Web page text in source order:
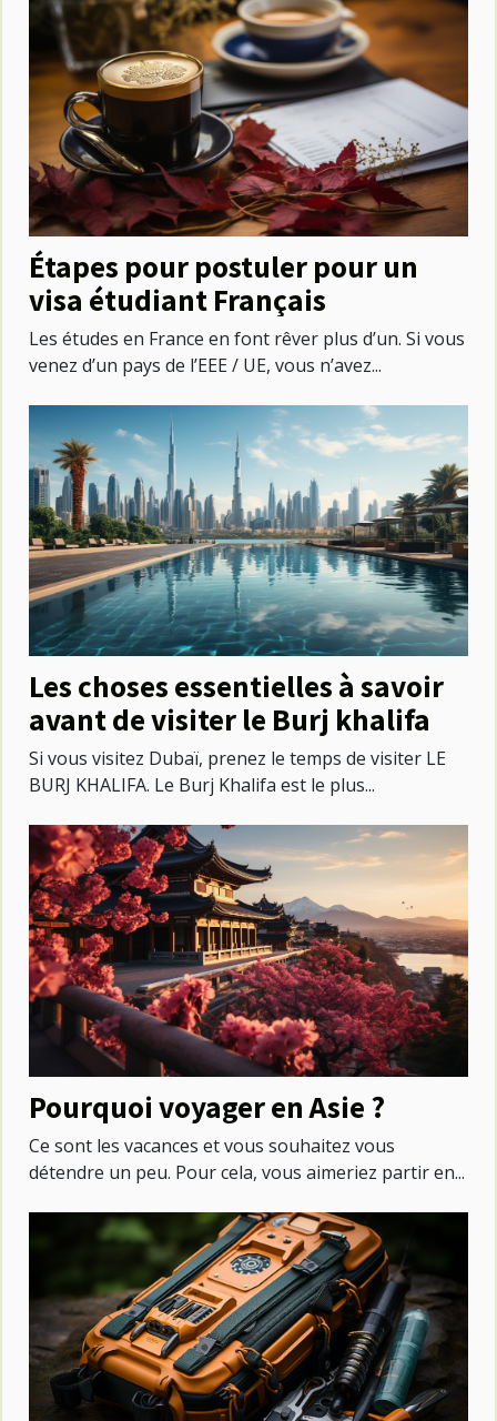
Étapes pour postuler pour un
visa étudiant Français
Les études en France en font rêver plus d’un. Si vous
venez d’un pays de l’EEE / UE, vous n’avez...
Les choses essentielles à savoir
avant de visiter le Burj khalifa
Si vous visitez Dubaï, prenez le temps de visiter LE
BURJ KHALIFA. Le Burj Khalifa est le plus...
Pourquoi voyager en Asie ?
Ce sont les vacances et vous souhaitez vous
détendre un peu. Pour cela, vous aimeriez partir en...